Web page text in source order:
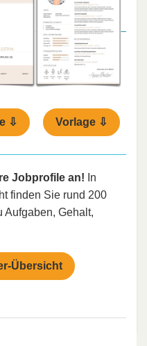
⇩ Vorlage ⇩
Jobprofile an! In
finden Sie rund 200
Aufgaben, Gehalt,
Übersicht